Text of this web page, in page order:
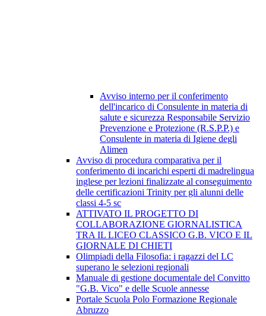
Avviso interno per il conferimento
dell'incarico di Consulente in materia di
salute e sicurezza Responsabile Servizio
Prevenzione e Protezione (R.S.P.P.) e
Consulente in materia di Igiene degli
Alimen
Avviso di procedura comparativa per il
conferimento di incarichi esperti di madrelingua
inglese per lezioni finalizzate al conseguimento
delle certificazioni Trinity per gli alunni delle
classi 4-5 sc
ATTIVATO IL PROGETTO DI
COLLABORAZIONE GIORNALISTICA
TRA IL LICEO CLASSICO G.B. VICO E IL
GIORNALE DI CHIETI
Olimpiadi della Filosofia: i ragazzi del LC
superano le selezioni regionali
Manuale di gestione documentale del Convitto
"G.B. Vico" e delle Scuole annesse
Portale Scuola Polo Formazione Regionale
Abruzzo